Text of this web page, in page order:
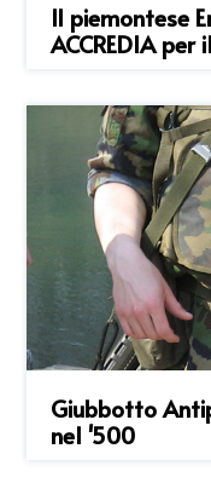
Il piemontese
ACCREDIA
Giubbotto
nel '500